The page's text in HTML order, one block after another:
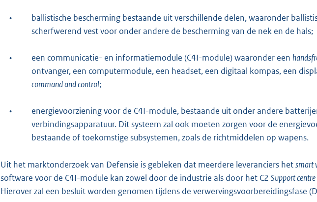
•
ballistische bescherming bestaande uit verschillende delen, waaronder
scherfwerend vest voor onder andere de bescherming van de nek en de hals;
• een communicatie- en informatiemodule (C4I-module) waaronder een
ontvanger, een computermodule, een headset, een digitaal kompas, een
command and control;
•
energievoorziening voor de C4I-module, bestaande uit onder andere
verbindingsapparatuur. Dit systeem zal ook moeten zorgen voor de
bestaande of toekomstige subsystemen, zoals de richtmiddelen op wapens.
Uit het marktonderzoek van Defensie is gebleken dat meerdere leveranciers hetsmart
software voor de C4I-module kan zowel door de industrie als door het C2 Support centre
Hierover zal een besluit worden genomen tijdens de verwervingsvoorbereidingsfase